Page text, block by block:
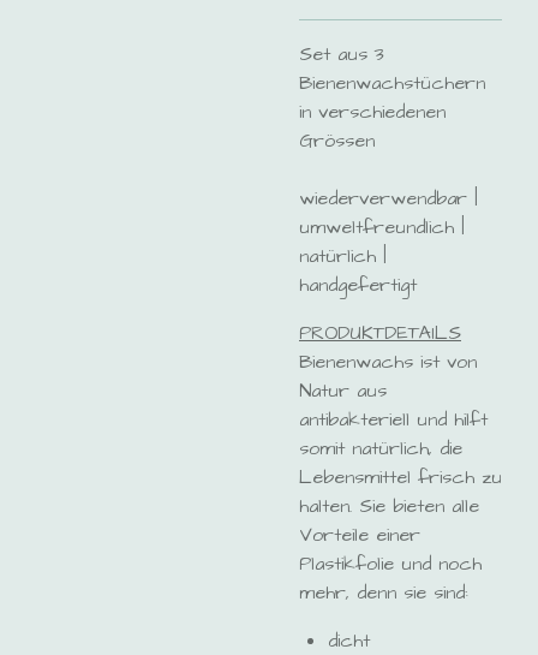
Set aus 3
Bienenwachstüchern
in verschiedenen
Grössen
wiederverwendbar |
umweltfreundlich |
natürlich |
handgefertigt
PRODUKTDETAILS
Bienenwachs ist von
Natur aus
antibakteriell und hilft
somit natürlich, die
Lebensmittel frisch zu
halten. Sie bieten alle
Vorteile einer
Plastikfolie und noch
mehr, denn sie sind:
dicht